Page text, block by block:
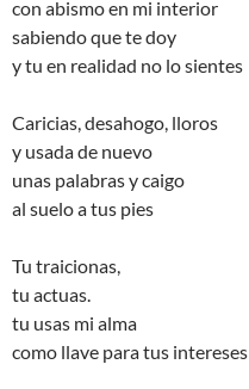
con abismo en mi interior
sabiendo que te doy
y tu en realidad no lo sientes
Caricias, desahogo, lloros
y usada de nuevo
unas palabras y caigo
al suelo a tus pies
Tu traicionas,
tu actuas.
tu usas mi alma
como llave para tus intereses